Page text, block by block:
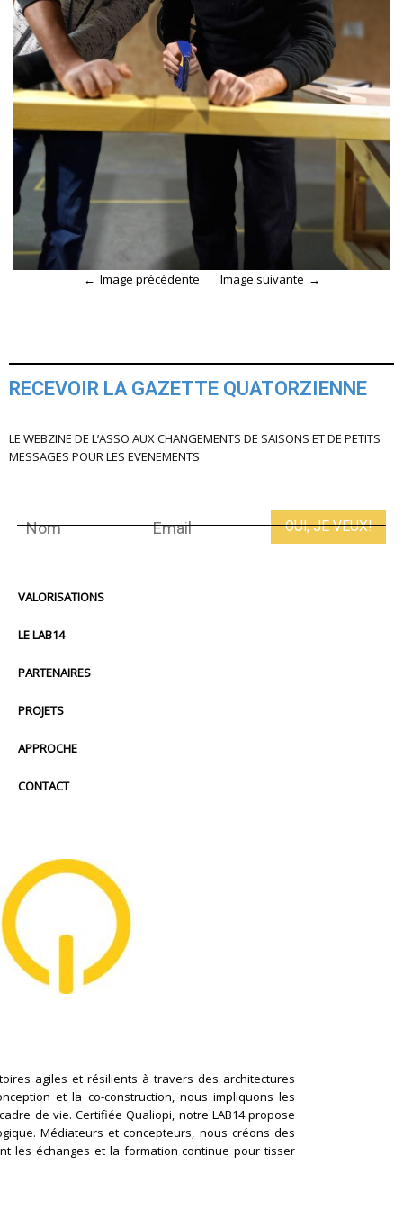
Image précédente Image suivante
RECEVOIR LA GAZETTE QUATORZIENNE
LE WEBZINE DE L’ASSO AUX CHANGEMENTS DE SAISONS ET DE PETITS
MESSAGES POUR LES EVENEMENTS
VALORISATIONS
LE LAB14
PARTENAIRES
PROJETS
APPROCHE
CONTACT
agiles et résilients à travers des architectures
et la co-construction, nous impliquons les
de vie. Certifiée Qualiopi, notre LAB14 propose
Médiateurs et concepteurs, nous créons des
les échanges et la formation continue pour tisser